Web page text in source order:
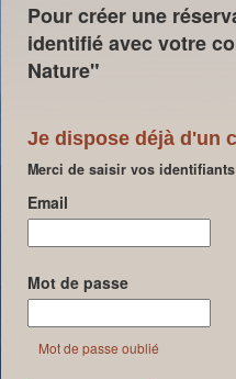
Pour créer une
identifié avec votre
Nature"
Je dispose déjà d'un
Merci de saisir vos
Email
Mot de passe
Mot de passe oublié